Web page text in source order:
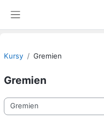
Kursy Gremien
Gremien
Kategorie kursów